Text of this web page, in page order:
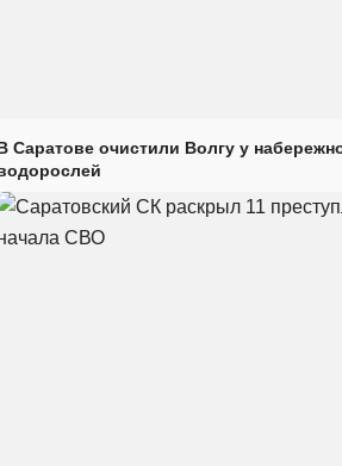
Саратове очистили Волгу у